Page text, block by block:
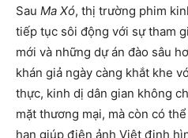
Sau Ma Xó, thị trường phim
tiếp tục sôi động với sự tham
mới và những dự án đào sâu
khán giả ngày càng khắt khe
thực, kinh dị dân gian không
mặt thương mại, mà còn có
hạn giúp điện ảnh Việt định